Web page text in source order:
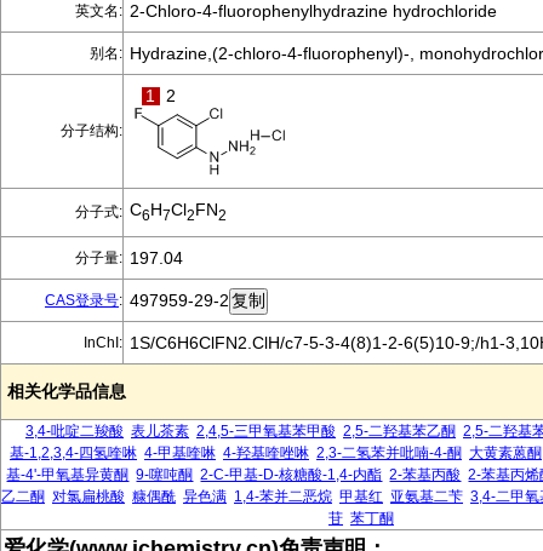
英文名: 2-Chloro-4-fluorophenylhydrazine hydrochloride
别名: Hydrazine,(2-chloro-4-fluorophenyl)-,
分子结构:
1 2
分子式: C6H7Cl2FN2
分子量: 197.04
CAS登录号: 497959-29-2
InChI: 1S/C6H6ClFN2.ClH/c7-5-3-4(8)1-2-6(5)10-9;/h1-
相关化学品信息
3,4-吡啶二羧酸 表儿茶素 2,4,5-三甲氧基苯甲酸 2,5-二羟基苯乙酮 2,5-二羟基
基-1,2,3,4-四氢喹啉 4-甲基喹啉 4-羟基喹唑啉 2,3-二氢苯并吡喃-4-酮 大黄素蒽酮
基-4'-甲氧基异黄酮 9-噻吨酮 2-C-甲基-D-核糖酸-1,4-内酯 2-苯基丙酸 2-苯基丙烯
乙二酮 对氯扁桃酸 糠偶酰 异色满 1,4-苯并二恶烷 甲基红 亚氨基二苄 3,4-二甲氧
苷 苯丁酮